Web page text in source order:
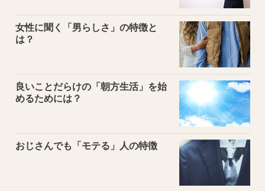
女性に聞く「男らしさ」の特徴と
は？
良いことだらけの「朝方生活」を始
めるためには？
おじさんでも「モテる」人の特徴